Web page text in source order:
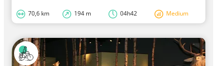
70,6 km 194 m 04h42 Medium